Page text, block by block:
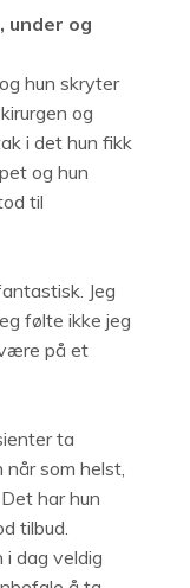
under og
hun skryter
og
i det hun fikk
og hun
til
Jeg
følte ikke jeg
på et
ta
som helst,
har hun
tilbud.
i dag veldig